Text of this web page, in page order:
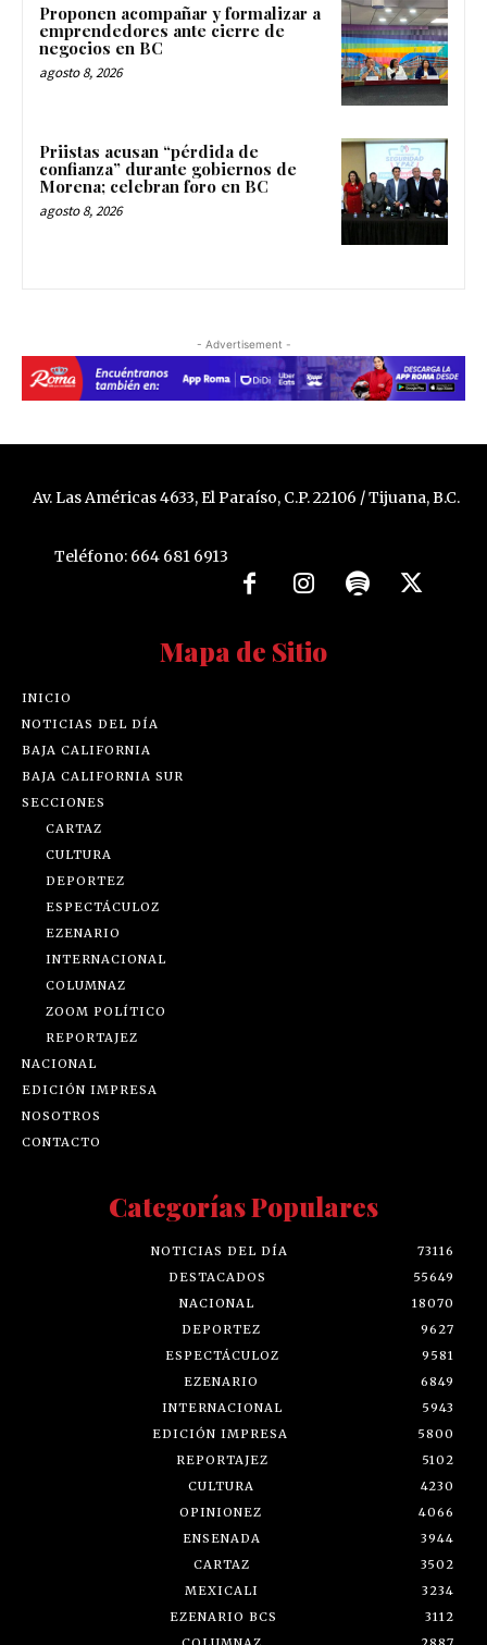
Proponen acompañar y formalizar a
emprendedores ante cierre de
negocios en BC
agosto 8, 2026
Priistas acusan “pérdida de
confianza” durante gobiernos de
Morena; celebran foro en BC
agosto 8, 2026
- Advertisement -
Av. Las Américas 4633, El Paraíso, C.P. 22106 / Tijuana, B.C.
Teléfono: 664 681 6913
Mapa de Sitio
INICIO
NOTICIAS DEL DÍA
BAJA CALIFORNIA
BAJA CALIFORNIA SUR
SECCIONES
CARTAZ
CULTURA
DEPORTEZ
ESPECTÁCULOZ
EZENARIO
INTERNACIONAL
COLUMNAZ
ZOOM POLÍTICO
REPORTAJEZ
NACIONAL
EDICIÓN IMPRESA
NOSOTROS
CONTACTO
Categorías Populares
NOTICIAS DEL DÍA
73116
DESTACADOS
55649
NACIONAL
18070
DEPORTEZ
9627
ESPECTÁCULOZ
9581
EZENARIO
6849
INTERNACIONAL
5943
EDICIÓN IMPRESA
5800
REPORTAJEZ
5102
CULTURA
4230
OPINIONEZ
4066
ENSENADA
3944
CARTAZ
3502
MEXICALI
3234
EZENARIO BCS
3112